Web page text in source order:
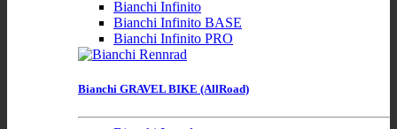
Bianchi Infinito
Bianchi Infinito BASE
Bianchi Infinito PRO
Bianchi GRAVEL BIKE (AllRoad)